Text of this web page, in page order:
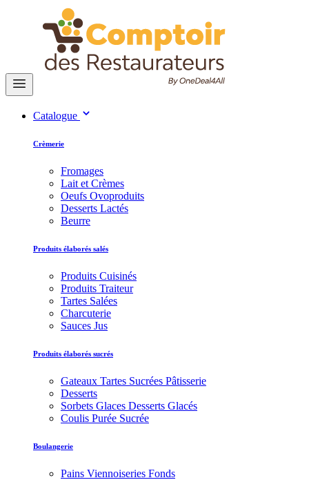
Catalogue
Crèmerie
Fromages
Lait et Crèmes
Oeufs Ovoproduits
Desserts Lactés
Beurre
Produits élaborés salés
Produits Cuisinés
Produits Traiteur
Tartes Salées
Charcuterie
Sauces Jus
Produits élaborés sucrés
Gateaux Tartes Sucrées Pâtisserie
Desserts
Sorbets Glaces Desserts Glacés
Coulis Purée Sucrée
Boulangerie
Pains Viennoiseries Fonds